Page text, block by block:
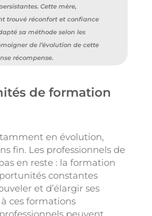
Cette mère,
trouvé réconfort et confiance
sa méthode selon les
de l’évolution de cette
récompense.
de formation
en évolution,
fin. Les professionnels de
en reste : la formation
constantes
et d’élargir ses
ces formations